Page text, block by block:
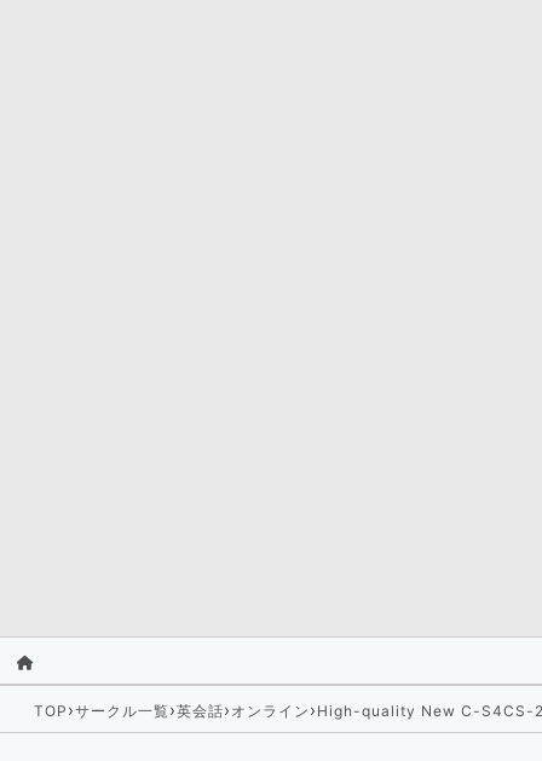
TOP ›サークル一覧›英会話› オンライン › High-quality New C-S4CS-